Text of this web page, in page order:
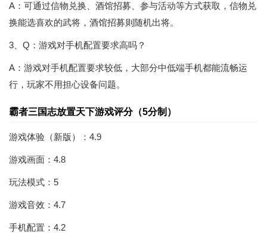
A：可通过信物兑换、酒馆招募、参与活动等方式获取，信物兑
换能选喜欢的武将，酒馆招募则随机出将。
3、Q：游戏对手机配置要求高吗？
A：游戏对手机配置要求较低，大部分中低端手机都能流畅运
行，玩家不用担心设备问题。
霸者三国志放置天下游戏评分（5分制）
游戏体验（新版）：4.9
游戏画面：4.8
玩法模式：5
游戏音效：4.7
手机配置：4.2